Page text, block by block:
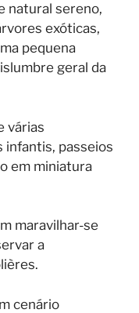
natural sereno,
exóticas,
pequena
geral da
várias
infantis, passeios
em miniatura
maravilhar-se
a
cenário